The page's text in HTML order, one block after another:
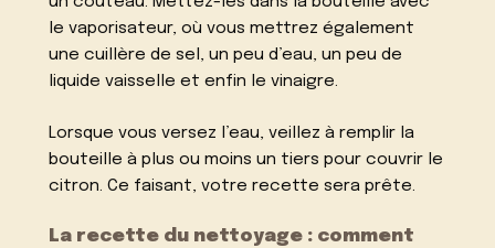
le vaporisateur, où vous mettrez également
une cuillère de sel, un peu d’eau, un peu de
liquide vaisselle et enfin le vinaigre.
Lorsque vous versez l’eau, veillez à remplir la
bouteille à plus ou moins un tiers pour couvrir le
citron. Ce faisant, votre recette sera prête.
La recette du nettoyage : comment